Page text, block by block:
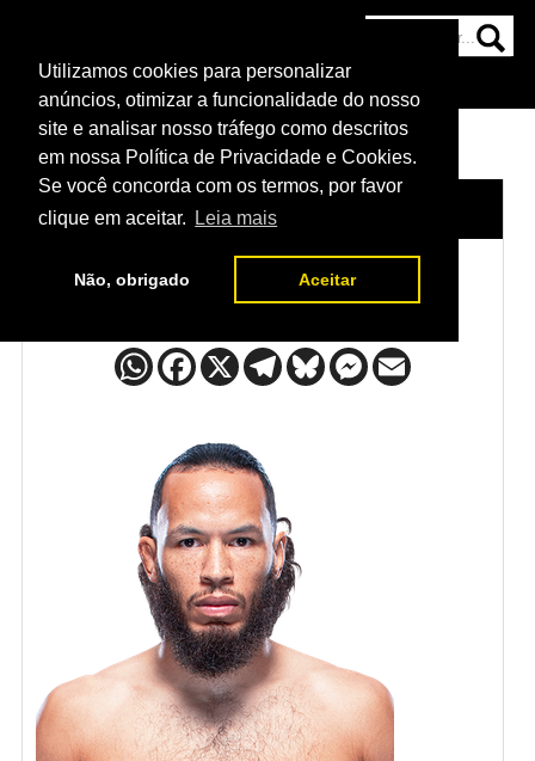
Utilizamos cookies para personalizar
anúncios, otimizar a funcionalidade do nosso
site e analisar nosso tráfego como descritos
em nossa Política de Privacidade e Cookies.
Se você concorda com os termos, por favor
clique em aceitar.
Leia mais
Não, obrigado Aceitar
NOTÍCIAS
HOME LUTADORES /
Jamey Simmons